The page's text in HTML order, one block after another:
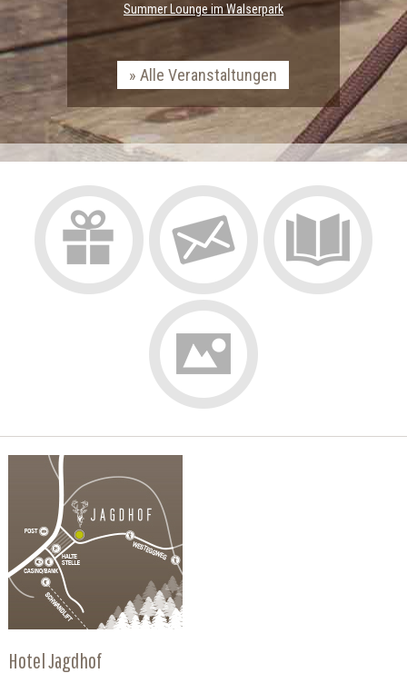
Summer Lounge im Walserpark
Alle Veranstaltungen
Hotel Jagdhof